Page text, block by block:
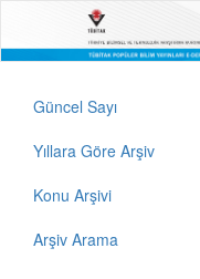
Güncel Sayı
Yıllara Göre Arşiv
Konu Arşivi
Arşiv Arama